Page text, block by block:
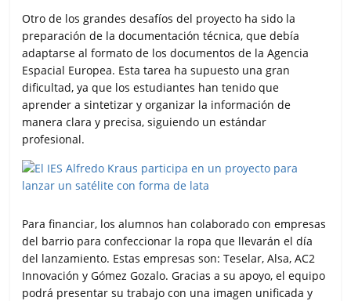
Otro de los grandes desafíos del proyecto ha sido la
preparación de la documentación técnica, que debía
adaptarse al formato de los documentos de la Agencia
Espacial Europea. Esta tarea ha supuesto una gran
dificultad, ya que los estudiantes han tenido que
aprender a sintetizar y organizar la información de
manera clara y precisa, siguiendo un estándar
profesional.
Para financiar, los alumnos han colaborado con empresas
del barrio para confeccionar la ropa que llevarán el día
del lanzamiento. Estas empresas son: Teselar, Alsa, AC2
Innovación y Gómez Gozalo. Gracias a su apoyo, el equipo
podrá presentar su trabajo con una imagen unificada y